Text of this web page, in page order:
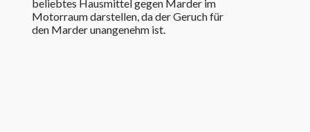
beliebtes Hausmittel gegen Marder im
Motorraum darstellen, da der Geruch für
den Marder unangenehm ist.